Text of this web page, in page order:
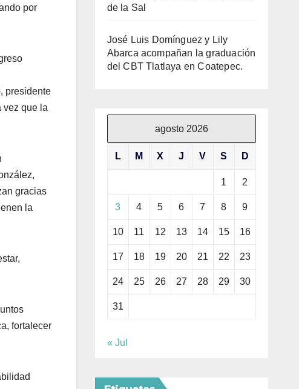
por
presidente
vez que la
gracias
la
fortalecer
de la Sal
José Luis Domínguez y Lily
Abarca acompañan la graduación
del CBT Tlatlaya en Coatepec.
agosto 2026
L M X J V S D
1 2
3 4 5 6 7 8 9
10 11 12 13 14 15 16
17 18 19 20 21 22 23
24 25 26 27 28 29 30
31
« Jul